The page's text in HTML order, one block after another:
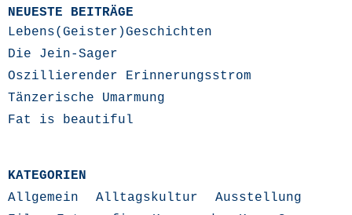
NEUESTE BEITRÄGE
Lebens(Geister)Geschichten
Die Jein-Sager
Oszillierender Erinnerungsstrom
Tänzerische Umarmung
Fat is beautiful
KATEGORIEN
Allgemein
Alltagskultur
Ausstellung